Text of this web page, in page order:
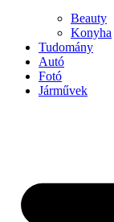
Beauty
Konyha
Tudomány
Autó
Fotó
Járművek